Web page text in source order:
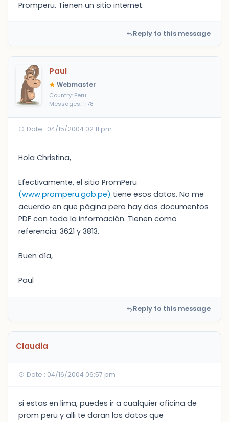
Promperu. Tienen un sitio internet.
Reply to this message
Paul
Webmaster
Country: Peru
Messages: 1178
Date : 04/15/2004 02:11 pm
Hola Christina,
Efectivamente, el sitio PromPeru
(www.promperu.gob.pe) tiene esos datos. No me
acuerdo en que página pero hay dos documentos
PDF con toda la información. Tienen como
referencia: 3621 y 3813.
Buen día,
Paul
Reply to this message
Claudia
Date : 04/16/2004 06:57 pm
si estas en lima, puedes ir a cualquier oficina de
prom peru y alli te daran los datos que